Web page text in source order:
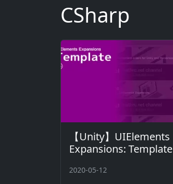
CSharp
【Unity】UIElements
Expansions: Template
2020-05-12